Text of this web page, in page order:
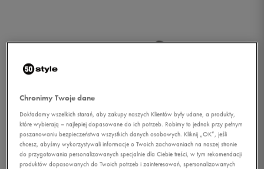
Chronimy Twoje dane
Dokładamy wszelkich starań, aby zakupy naszych Klientów były udane, a produkty,
które wybierają – najlepiej dopasowane do ich potrzeb. Robimy to jednak przy pełnym
poszanowaniu bezpieczeństwa wszystkich danych osobowych. Kliknij „OK”, jeśli
chcesz, abyśmy wykorzystywali informacje o Twoich zachowaniach na naszej stronie
do przygotowania personalizowanych specjalnie dla Ciebie treści, w tym rekomendacji
produktów dopasowanych do Twoich potrzeb i zainteresowań, spersonalizowanych